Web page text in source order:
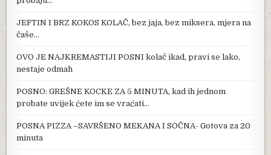
JEFTIN I BRZ KOKOS KOLAČ, bez jaja, bez miksera, mjera na
čaše…
OVO JE NAJKREMASTIJI POSNI kolač ikad, pravi se lako,
nestaje odmah
POSNO: GREŠNE KOCKE ZA 5 MINUTA, kad ih jednom
probate uvijek ćete im se vraćati…
POSNA PIZZA –SAVRŠENO MEKANA I SOČNA- Gotova za 20
minuta